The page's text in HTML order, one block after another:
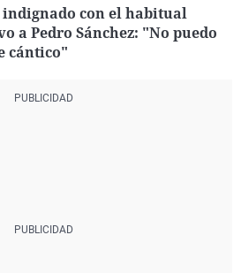
indignado con el habitual
a Pedro Sánchez: "No puedo
cántico"